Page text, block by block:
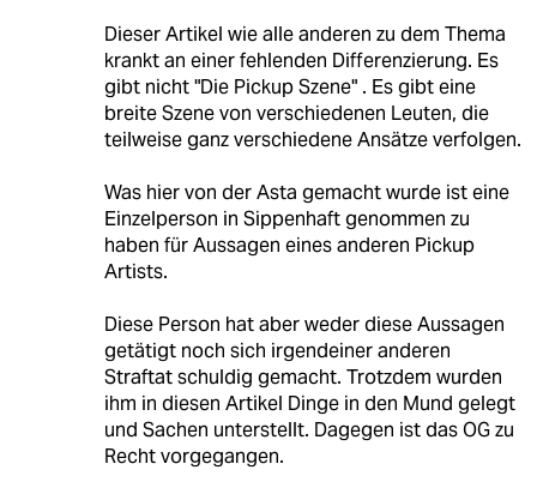
Dieser Artikel wie alle anderen zu dem Thema
krankt an einer fehlenden Differenzierung. Es
gibt nicht "Die Pickup Szene" . Es gibt eine
breite Szene von verschiedenen Leuten, die
teilweise ganz verschiedene Ansätze verfolgen.
Was hier von der Asta gemacht wurde ist eine
Einzelperson in Sippenhaft genommen zu
haben für Aussagen eines anderen Pickup
Artists.
Diese Person hat aber weder diese Aussagen
getätigt noch sich irgendeiner anderen
Straftat schuldig gemacht. Trotzdem wurden
ihm in diesen Artikel Dinge in den Mund gelegt
und Sachen unterstellt. Dagegen ist das OG zu
Recht vorgegangen.